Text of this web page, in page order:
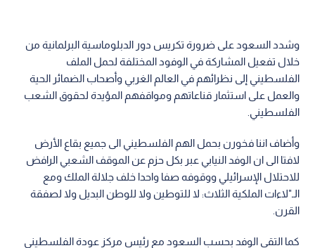
وشدد السعود على ضرورة تكريس دور الدبلوماسية البرلمانية من
خلال تفعيل المشاركة في الوفود المختلفة لحمل الملف
الفلسطيني إلى نظرائهم في العالم الغربي وأصحاب الضمائر الحية
والعمل على استثمار قناعاتهم ومواقفهم المؤيدة لحقوق الشعب
الفلسطيني.
وأضاف اننا فخورن بحمل الهم الفلسطيني الى جميع بقاع الأرض
لافتا الى ان الوفد النيابي عبر بكل حزم عن الموقف الشعبي الرافض
للاحتلال الإسرائيلي ووقوفه صفا واحدا خلف جلالة الملك ومع
الـ"لاءات الملكية الثلاث: لا للتوطين ولا للوطن البديل ولا لصفقة
القرن.
كما التقى الوفد بحسب السعود مع رئيس مركز عودة الفلسطيني